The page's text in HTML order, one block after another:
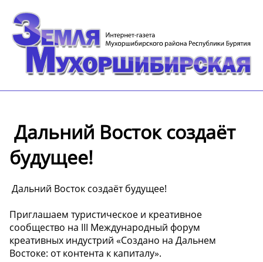
️ Дальний Восток создаёт
будущее!
️ Дальний Восток создаёт будущее!
Приглашаем туристическое и креативное
сообщество на III Международный форум
креативных индустрий «Создано на Дальнем
Востоке: от контента к капиталу».